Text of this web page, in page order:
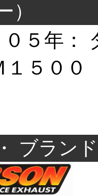
）
０５年：
５００
ブランド